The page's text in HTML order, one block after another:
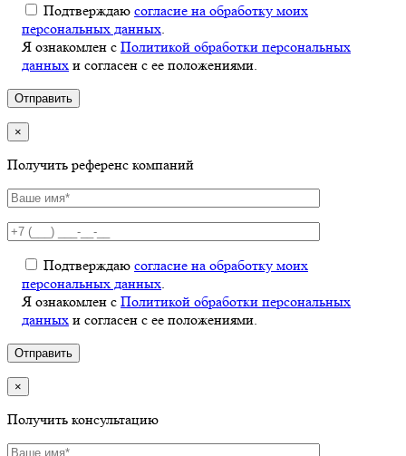
Подтверждаю согласие на обработку моих
персональных данных
Я ознакомлен с Политикой обработки персональных
данных и согласен с ее положениями.
×
Получить референс компаний
Подтверждаю согласие на обработку моих
персональных данных
Я ознакомлен с Политикой обработки персональных
данных и согласен с ее положениями.
×
Получить консультацию